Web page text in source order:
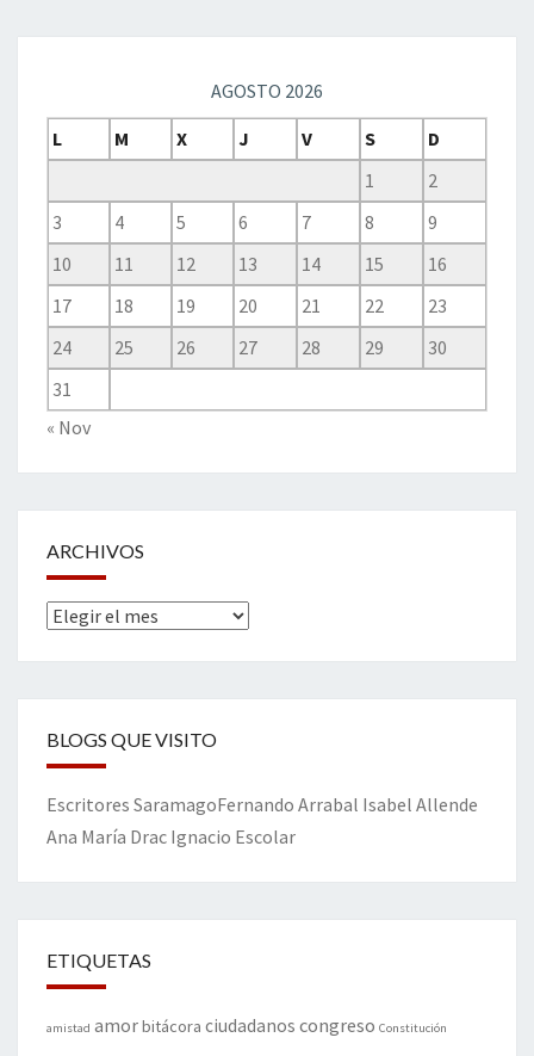
AGOSTO 2026
L
M X J V S
D
1
2
3
4 5 6 7 8
9
10
11 12 13 14 15
16
17
18 19 20 21 22
23
24
25 26 27 28 29
30
31
« Nov
ARCHIVOS
Archivos
BLOGS QUE VISITO
Escritores SaramagoFernando Arrabal Isabel Allende
Ana María Drac Ignacio Escolar
ETIQUETAS
amistad amorbitácora ciudadanos congreso Constitución